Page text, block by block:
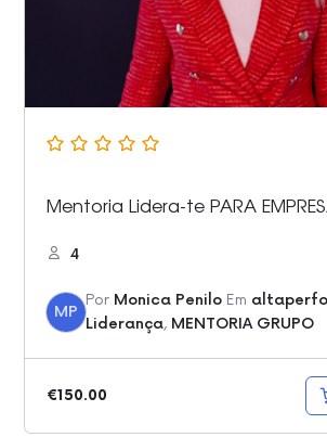
Mentoria Lidera-te PARA
4
MP
Por Monica Penilo Em
Liderança, MENTORIA GRUPO
€150.00